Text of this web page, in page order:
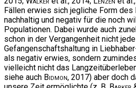
Fällen erwies sich jegliche Form
nachhaltig und negativ für die noch
Populationen. Dabei wurde auch
schon in der Vergangenheit nicht
Gefangenschaftshaltung in
als negativ erwies, sondern
vielleicht nicht das
siehe auch Bidmon, 2017) aber doch